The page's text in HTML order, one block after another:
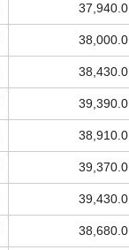
37,940.0
38,000.0
38,430.0
39,390.0
38,910.0
39,370.0
39,430.0
38,680.0